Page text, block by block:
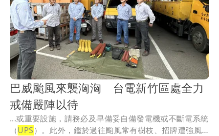
巴威颱風來襲洶洶 台電新竹區處全力
戒備嚴陣以待
...或重要設施，請務必及早備妥自備發電機或不斷電系統
（UPS）。此外，鑑於過往颱風常有樹枝、招牌遭強風